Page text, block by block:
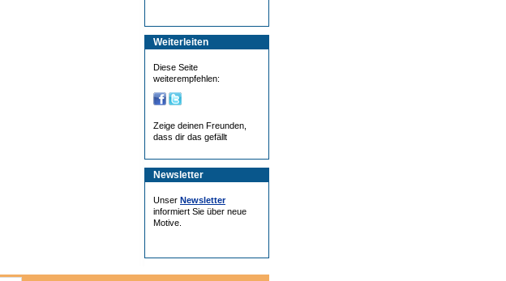
Weiterleiten
Diese Seite
weiterempfehlen:
Zeige deinen Freunden,
dass dir das gefällt
Newsletter
Unser Newsletter
informiert Sie über neue
Motive.